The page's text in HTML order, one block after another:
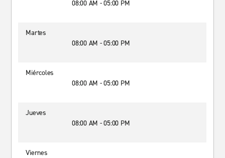
08:00 AM - 05:00 PM
Martes
08:00 AM - 05:00 PM
Miércoles
08:00 AM - 05:00 PM
Jueves
08:00 AM - 05:00 PM
Viernes